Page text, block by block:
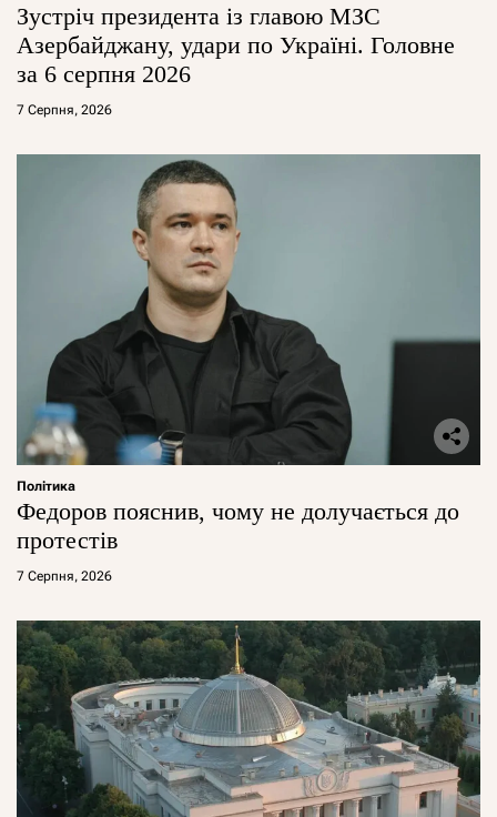
Зустріч президента із главою МЗС
Азербайджану, удари по Україні. Головне
за 6 серпня 2026
7 Серпня, 2026
Політика
Федоров пояснив, чому не долучається до
протестів
7 Серпня, 2026